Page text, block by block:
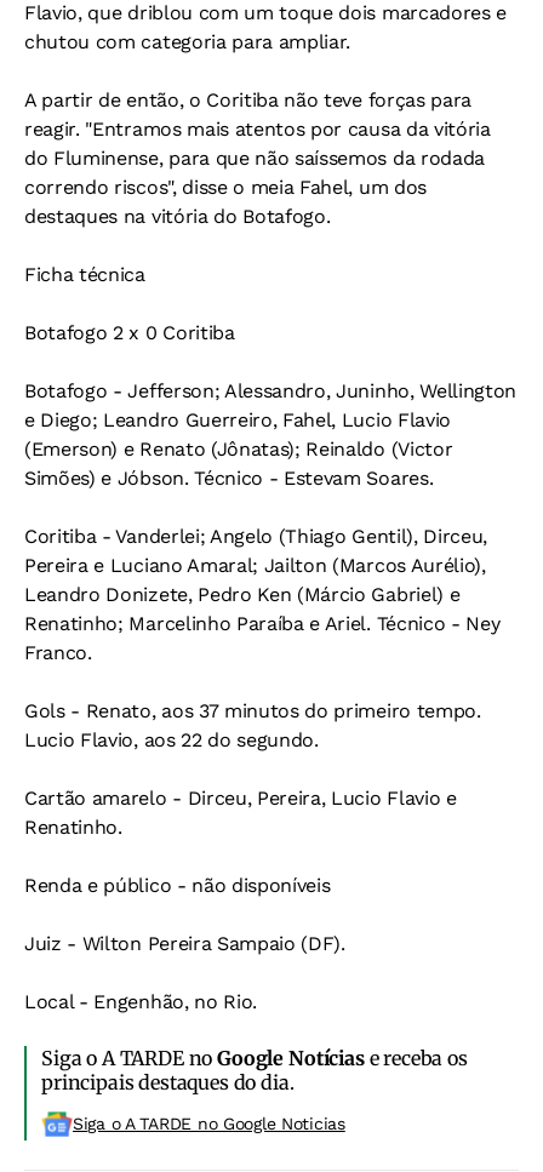
Flavio, que driblou com um toque dois marcadores e
chutou com categoria para ampliar.
A partir de então, o Coritiba não teve forças para
reagir. "Entramos mais atentos por causa da vitória
do Fluminense, para que não saíssemos da rodada
correndo riscos", disse o meia Fahel, um dos
destaques na vitória do Botafogo.
Ficha técnica
Botafogo 2 x 0 Coritiba
Botafogo - Jefferson; Alessandro, Juninho, Wellington
e Diego; Leandro Guerreiro, Fahel, Lucio Flavio
(Emerson) e Renato (Jônatas); Reinaldo (Victor
Simões) e Jóbson. Técnico - Estevam Soares.
Coritiba - Vanderlei; Angelo (Thiago Gentil), Dirceu,
Pereira e Luciano Amaral; Jailton (Marcos Aurélio),
Leandro Donizete, Pedro Ken (Márcio Gabriel) e
Renatinho; Marcelinho Paraíba e Ariel. Técnico - Ney
Franco.
Gols - Renato, aos 37 minutos do primeiro tempo.
Lucio Flavio, aos 22 do segundo.
Cartão amarelo - Dirceu, Pereira, Lucio Flavio e
Renatinho.
Renda e público - não disponíveis
Juiz - Wilton Pereira Sampaio (DF).
Local - Engenhão, no Rio.
Siga o A TARDE noGoogle Notíciase receba os
principais destaques do dia.
Siga o A TARDE no Google Noticias